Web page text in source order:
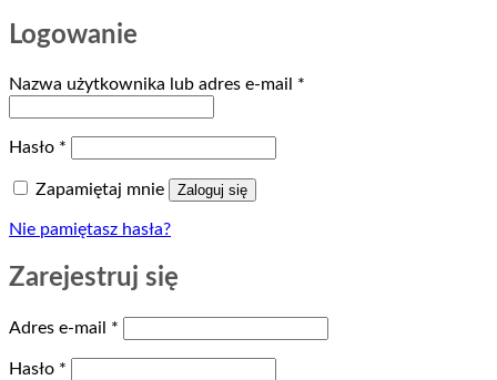
Logowanie
Nazwa użytkownika lub adres e-mail *
Hasło *
Zapamiętaj mnie Zaloguj się
Nie pamiętasz hasła?
Zarejestruj się
Adres e-mail *
Hasło *